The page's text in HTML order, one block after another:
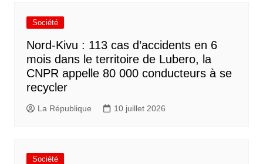
Société
Nord-Kivu : 113 cas d’accidents en 6
mois dans le territoire de Lubero, la
CNPR appelle 80 000 conducteurs à se
recycler
La République 10 juillet 2026
Société